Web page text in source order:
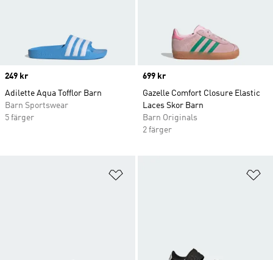
Price
249 kr
Adilette Aqua Tofflor Barn
Barn Sportswear
5 färger
Price
699 kr
Gazelle Comfort Closure Elastic
Laces Skor Barn
Barn Originals
2 färger